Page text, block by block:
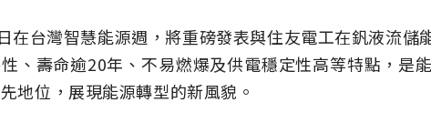
在台灣智慧能源週，將重磅發表與住友電工在釩液流儲
、壽命逾20年、不易燃爆及供電穩定性高等特點，是
地位，展現能源轉型的新風貌。